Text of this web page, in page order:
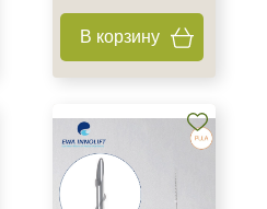
В корзину